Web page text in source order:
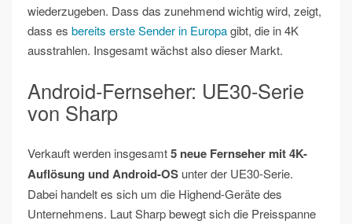
wiederzugeben. Dass das zunehmend wichtig wird, zeigt,
dass es bereits erste Sender in Europagibt, die in 4K
ausstrahlen. Insgesamt wächst also dieser Markt.
Android-Fernseher: UE30-Serie
von Sharp
Verkauft werden insgesamt5 neue Fernseher mit 4K-
Auflösung und Android-OS unter der UE30-Serie.
Dabei handelt es sich um die Highend-Geräte des
Unternehmens. Laut Sharp bewegt sich die Preisspanne